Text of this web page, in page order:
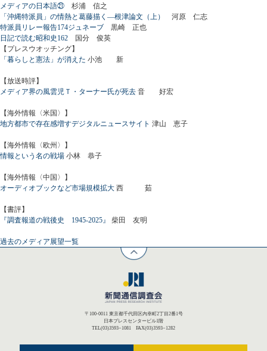
メディアの日本語㉑ 杉浦 信之
「沖縄特派員」の情熱と葛藤描く―根津論文（上）
河原 仁志
特派員リレー報告174ジュネーブ 黒崎 正也
日記で読む昭和史162 国分 俊英
【プレスウオッチング】
「暮らしと憲法」が消えた 小池 新
【放送時評】
メディア界の風雲児Ｔ・ターナー氏が死去 音 好宏
【海外情報〈米国〉】
地方都市で存在感増すデジタルニュースサイト 津山 恵子
【海外情報〈欧州〉】
情報という名の戦場 小林 恭子
【海外情報〈中国〉】
オーディオブックなど市場規模拡大 西 茹
【書評】
『調査報道の戦後史 1945-2025』
柴田 友明
過去のメディア展望一覧
〒100-0011 東京都千代田区内幸町2丁目2番1号
日本プレスセンタービル1階
TEL(03)3593−1081 FAX(03)3593−1282